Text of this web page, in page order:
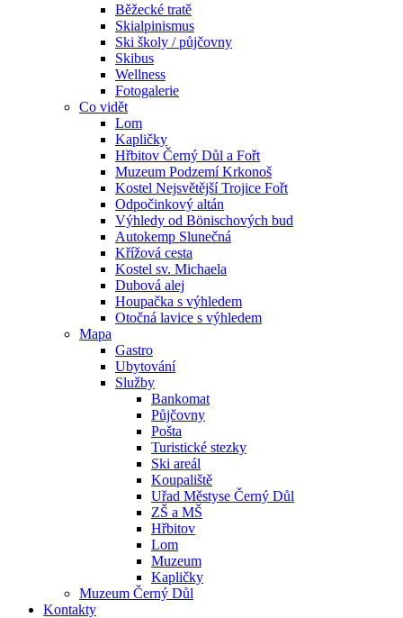
Běžecké tratě
Skialpinismus
Ski školy / půjčovny
Skibus
Wellness
Fotogalerie
Co vidět
Lom
Kapličky
Hřbitov Černý Důl a Fořt
Muzeum Podzemí Krkonoš
Kostel Nejsvětější Trojice Fořt
Odpočinkový altán
Výhledy od Bönischových bud
Autokemp Slunečná
Křížová cesta
Kostel sv. Michaela
Dubová alej
Houpačka s výhledem
Otočná lavice s výhledem
Mapa
Gastro
Ubytování
Služby
Bankomat
Půjčovny
Pošta
Turistické stezky
Ski areál
Koupaliště
Uřad Městyse Černý Důl
ZŠ a MŠ
Hřbitov
Lom
Muzeum
Kapličky
Muzeum Černý Důl
Kontakty